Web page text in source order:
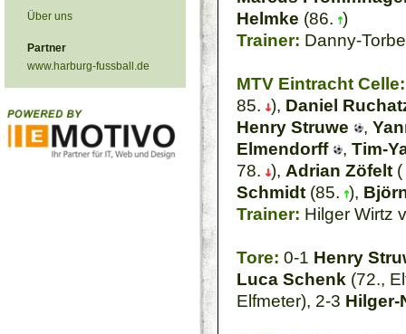
Über uns
Partner
www.harburg-fussball.de
Helmke (86. )
Trainer: Danny-
MTV Eintracht Celle:
85. ), Daniel
Henry Struwe
,
Elmendorff
, Tim-
78. ), Adrian Zöfelt
Schmidt (85. ),
Trainer: Hilger Wirtz
Tore: 0-1 Henry
Luca Schenk (72.,
Elfmeter), 2-3 Hilger-